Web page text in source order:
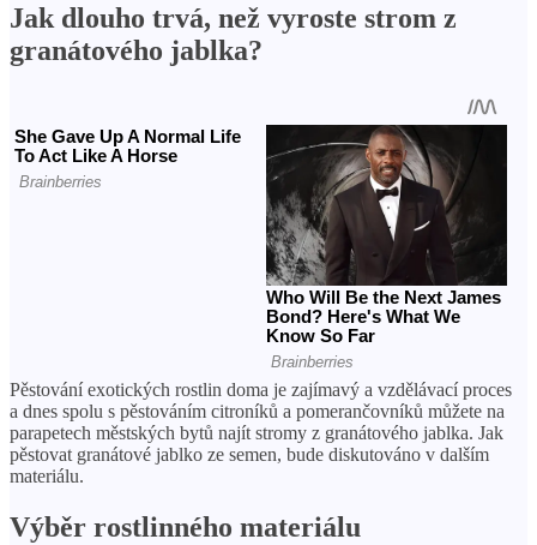
Jak dlouho trvá, než vyroste strom z
granátového jablka?
Pěstování exotických rostlin doma je zajímavý a vzdělávací proces
a dnes spolu s pěstováním citroníků a pomerančovníků můžete na
parapetech městských bytů najít stromy z granátového jablka. Jak
pěstovat granátové jablko ze semen, bude diskutováno v dalším
materiálu.
Výběr rostlinného materiálu